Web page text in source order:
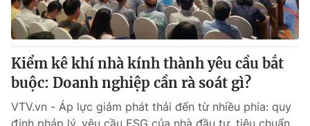
Cơ quan chủ quản:Đài Truyền hình Việt Nam
Cơ quan báo chí:Thời báo VTV
Giấy phép hoạt động báo in và báo điện tử số 483/GP-BTTTT
cấp ngày 29/12/2023
Tổng Biên tập:Vũ Thanh Thủy
Phó Tổng Biên tập:Nguyễn Thị Mỹ Hạnh, Phạm Quốc Thắng,
Nguyễn Trọng Ninh
Kiểm kê khí nhà kính thành yêu cầu bắt
buộc: Doanh nghiệp cần rà soát gì?
VTV.vn - Áp lực giảm phát thải đến từ nhiều phía: quy
định pháp lý, yêu cầu ESG của nhà đầu tư, tiêu chuẩn